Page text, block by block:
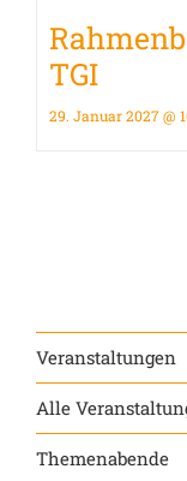
TGI
29. Januar 2027 @
Veranstaltungen
Alle
Themenabende